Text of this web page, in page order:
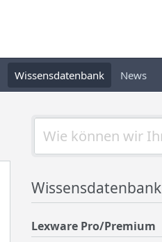
Wissensdatenbank News
Wissensdatenbank
Lexware Pro/Premium